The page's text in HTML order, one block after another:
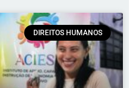
DIREITOS HUMANOS